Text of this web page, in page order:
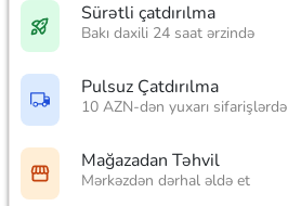
Sürətli çatdırılma
Bakı daxili 24 saat ərzində
Pulsuz Çatdırılma
10 AZN-dən yuxarı sifarişlərdə
Mağazadan Təhvil
Mərkəzdən dərhal əldə et